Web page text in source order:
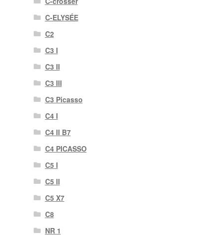
C-ELYSÉE
C2
C3 I
C3 II
C3 III
C3 Picasso
C4 I
C4 II B7
C4 PICASSO
C5 I
C5 II
C5 X7
C8
NR 1